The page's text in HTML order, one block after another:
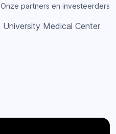
Onze partners en investeerders